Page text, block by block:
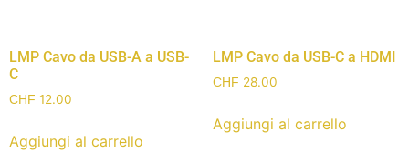
LMP Cavo da USB-A a USB-
C
CHF 12.00
Aggiungi al carrello
LMP Cavo da USB-C a HDMI
CHF 28.00
Aggiungi al carrello